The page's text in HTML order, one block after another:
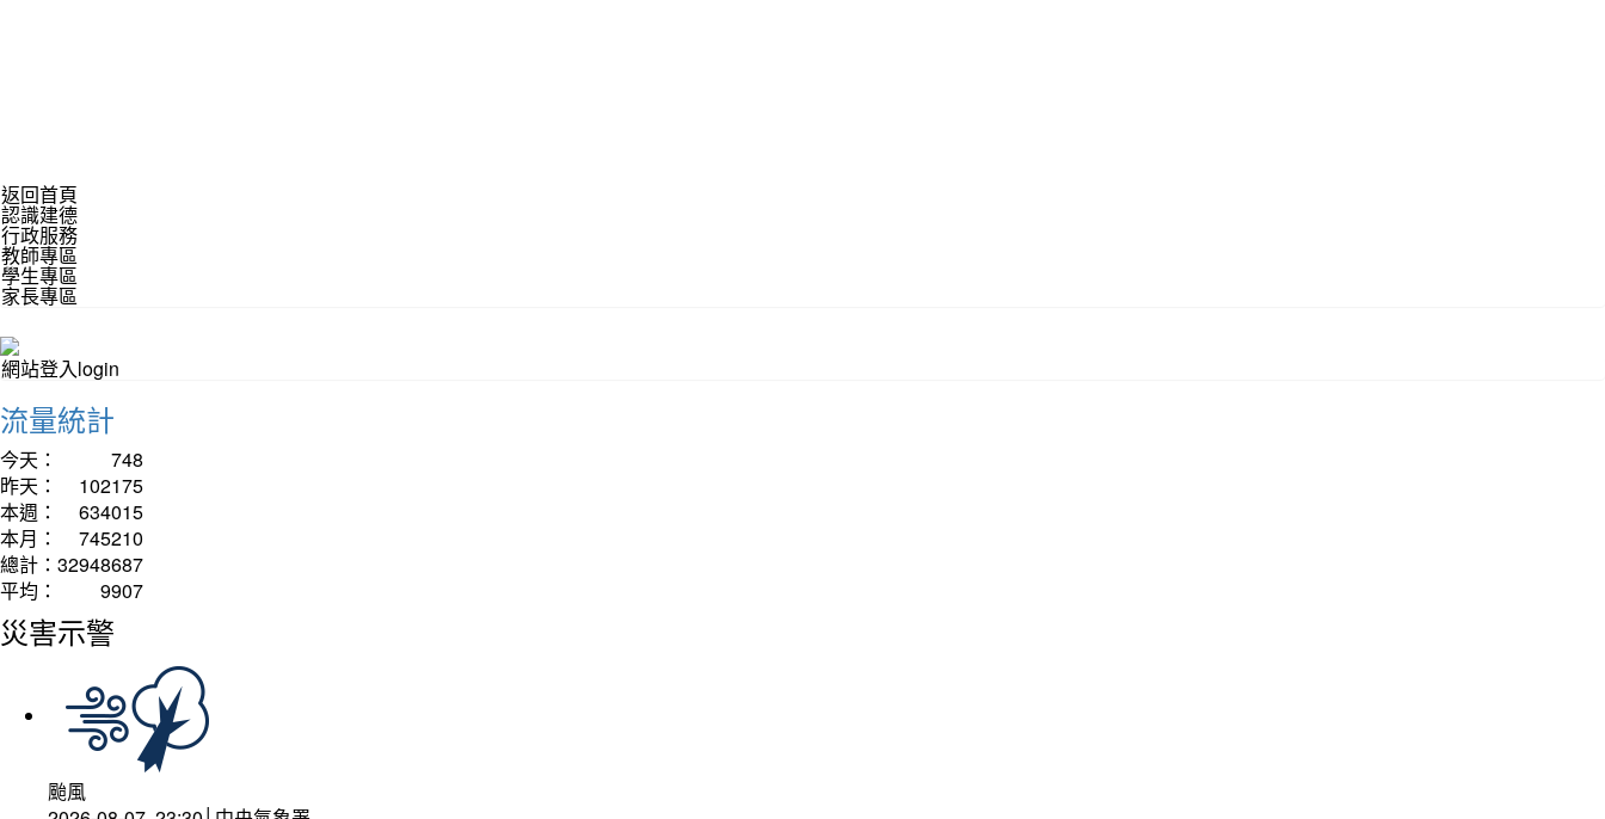
返回首頁
認識建德
行政服務
教師專區
學生專區
家長專區
網站登入login
流量統計
今天：
748
昨天：
102175
本週：
634015
本月：
745210
總計： 32948687
平均：
9907
災害示警
颱風